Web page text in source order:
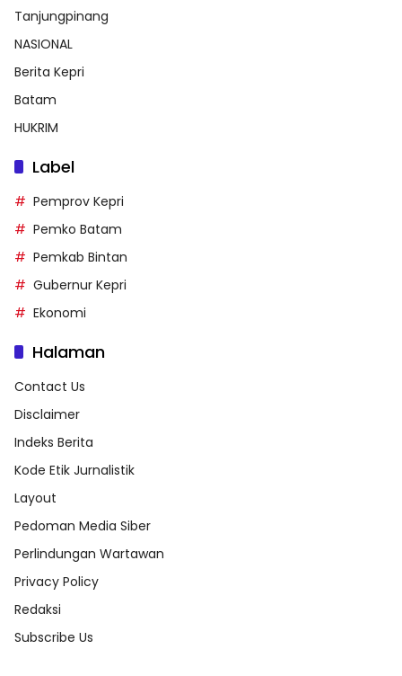
Tanjungpinang
NASIONAL
Berita Kepri
Batam
HUKRIM
Label
Pemprov Kepri
Pemko Batam
Pemkab Bintan
Gubernur Kepri
Ekonomi
Halaman
Contact Us
Disclaimer
Indeks Berita
Kode Etik Jurnalistik
Layout
Pedoman Media Siber
Perlindungan Wartawan
Privacy Policy
Redaksi
Subscribe Us